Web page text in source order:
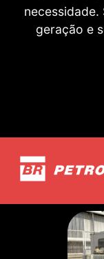
necessidade.
geração e